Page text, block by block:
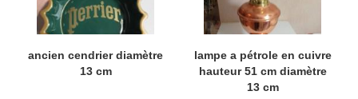
ancien cendrier diamètre
13 cm
lampe a pétrole en cuivre
hauteur 51 cm diamètre
13 cm